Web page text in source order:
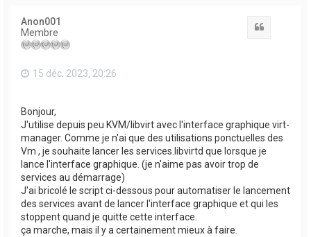
Anon001
Membre
15 déc. 2023, 20:26
Bonjour,
J'utilise depuis peu KVM/libvirt avec l'interface graphique virt-
manager. Comme je n'ai que des utilisations ponctuelles des
Vm , je souhaite lancer les services.libvirtd que lorsque je
lance l'interface graphique. (je n'aime pas avoir trop de
services au démarrage)
J'ai bricolé le script ci-dessous pour automatiser le lancement
des services avant de lancer l'interface graphique et qui les
stoppent quand je quitte cette interface.
ça marche, mais il y a certainement mieux à faire.